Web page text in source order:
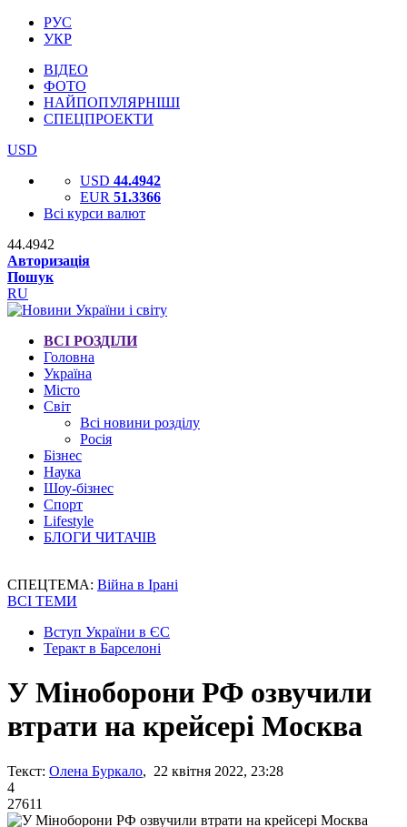
РУС
УКР
ВІДЕО
ФОТО
НАЙПОПУЛЯРНІШІ
СПЕЦПРОЕКТИ
USD
USD 44.4942
EUR 51.3366
Всі курси валют
44.4942
Авторизація
Пошук
RU
ВСІ РОЗДІЛИ
Головна
Україна
Місто
Світ
Всі новини розділу
Росія
Бізнес
Наука
Шоу-бізнес
Спорт
Lifestyle
БЛОГИ ЧИТАЧІВ
СПЕЦТЕМА: Війна в Ірані
ВСІ ТЕМИ
Вступ України в ЄС
Теракт в Барселоні
У Міноборони РФ озвучили
втрати на крейсері Москва
Текст: Олена Буркало, 22 квітня 2022, 23:28
4
27611